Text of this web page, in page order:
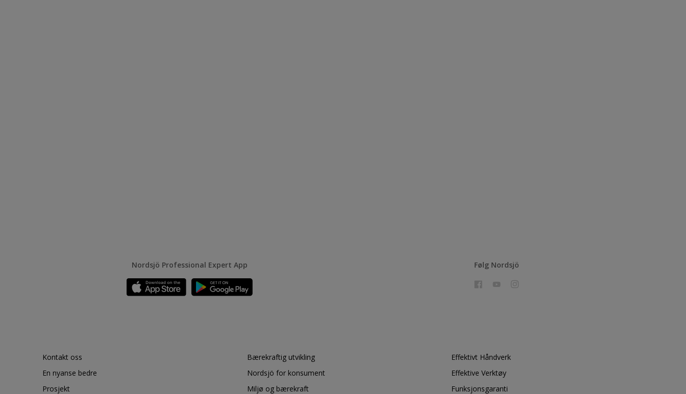
Nordsjö Professional Expert App Følg Nordsjö
Kontakt oss
En nyanse bedre
Prosjekt
Bærekraftig utvikling
Nordsjö for konsument
Miljø og bærekraft
Effektivt Håndverk
Effektive Verktøy
Funksjonsgaranti